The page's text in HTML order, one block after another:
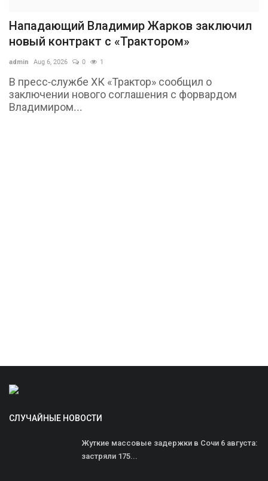
Нападающий Владимир Жарков заключил
новый контракт с «Трактором»
admin Aug 6, 2026 0 1
В пресс-службе ХК «Трактор» сообщил о
заключении нового соглашения с форвардом
Владимиром...
СЛУЧАЙНЫЕ НОВОСТИ
Жуткие массовые задержки в Сочи 6 августа:
застряли 175...